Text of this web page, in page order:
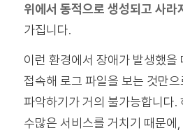
위에서 동적으로 생성되고 사라
가집니다.
이런 환경에서 장애가 발생했을
접속해 로그 파일을 보는 것만
파악하기가 거의 불가능합니다.
수많은 서비스를 거치기 때문에,